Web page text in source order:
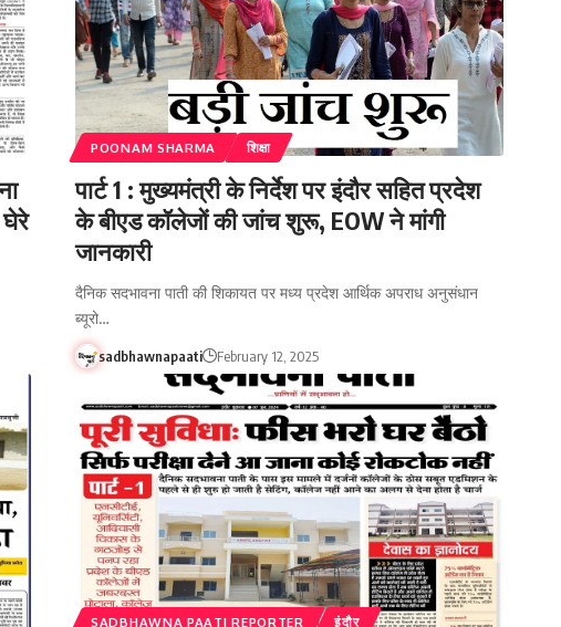
POONAM SHARMA शिक्षा
पार्ट 1 : मुख्यमंत्री के निर्देश पर इंदौर सहित प्रदेश
के बीएड कॉलेजों की जांच शुरू, EOW ने मांगी
जानकारी
दैनिक सदभावना पाती की शिकायत पर मध्य प्रदेश आर्थिक अपराध अनुसंधान
ब्यूरो…
sadbhawnapaati February 12, 2025
SADBHAWNA PAATI REPORTER इंदौर